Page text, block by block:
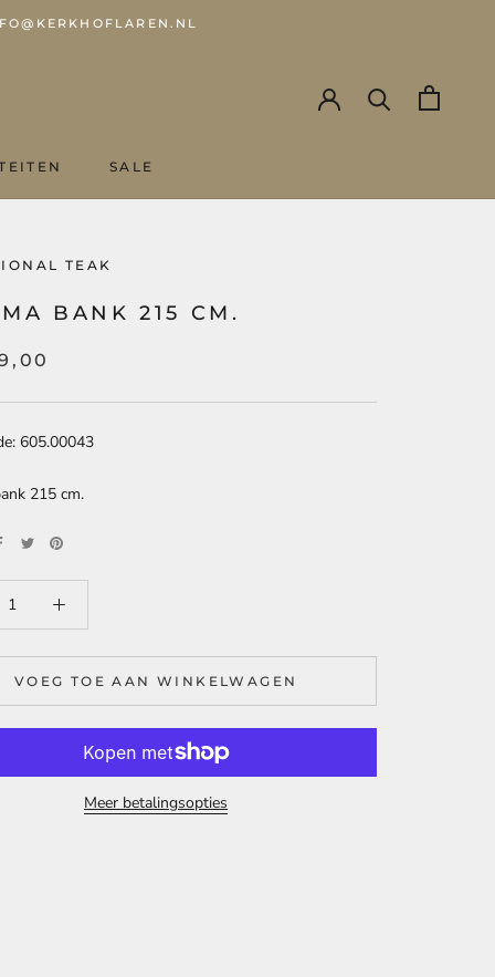
SALE
TEAK
BANK 215 CM.
605.00043
215 cm.
VOEG TOE AAN WINKELWAGEN
Meer betalingsopties